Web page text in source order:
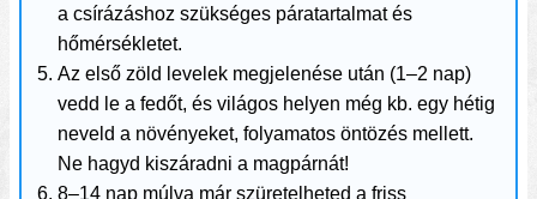
a csírázáshoz szükséges páratartalmat és
hőmérsékletet.
Az első zöld levelek megjelenése után (1–2 nap)
vedd le a fedőt, és világos helyen még kb. egy hétig
neveld a növényeket, folyamatos öntözés mellett.
Ne hagyd kiszáradni a magpárnát!
8–14 nap múlva már szüretelheted a friss